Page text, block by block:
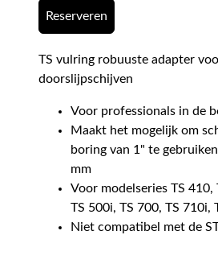
Reserveren
TS vulring robuuste adapter
doorslijpschijven
Voor professionals in de
Maakt het mogelijk om
boring van 1" te
mm
Voor modelseries TS 410,
TS 500i, TS 700, TS 710i,
Niet compatibel met de